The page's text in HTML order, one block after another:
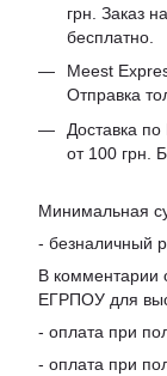
грн. Заказ
бесплатно.
Meest
Отправка
Доставка
от 100 грн.
Минимальная
- безналичный
В комментарии
ЕГРПОУ для
- оплата при
- оплата при